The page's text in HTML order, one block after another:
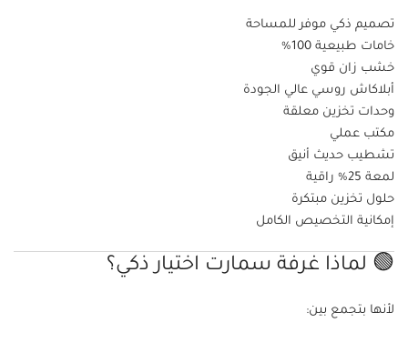
تصميم ذكي موفر للمساحة
خامات طبيعية 100%
خشب زان قوي
أبلاكاش روسي عالي الجودة
وحدات تخزين معلقة
مكتب عملي
تشطيب حديث أنيق
لمعة 25% راقية
حلول تخزين مبتكرة
إمكانية التخصيص الكامل
🟢 لماذا غرفة سمارت اختيار ذكي؟
لأنها بتجمع بين: